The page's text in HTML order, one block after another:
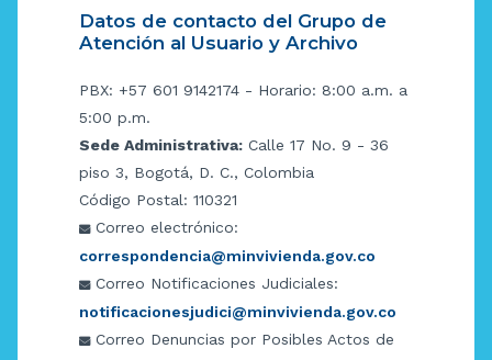
Datos de contacto del Grupo de
Atención al Usuario y Archivo
PBX: +57 601 9142174 - Horario: 8:00 a.m. a
5:00 p.m.
Sede Administrativa: Calle 17 No. 9 - 36
piso 3, Bogotá, D. C., Colombia
Código Postal: 110321
Correo electrónico:
correspondencia@minvivienda.gov.co
Correo Notificaciones Judiciales:
notificacionesjudici@minvivienda.gov.co
Correo Denuncias por Posibles Actos de